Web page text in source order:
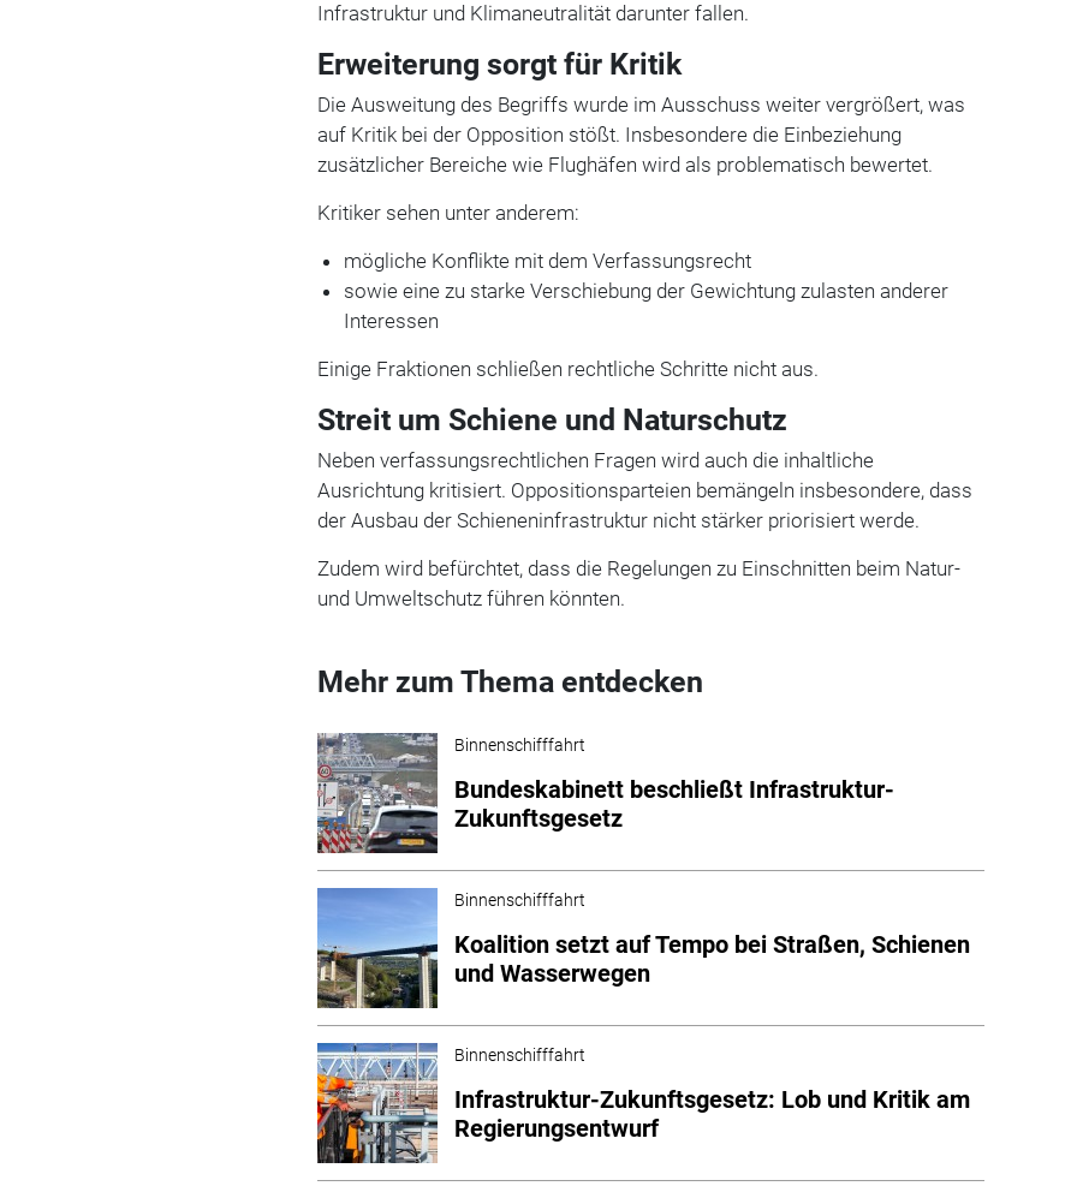
Infrastruktur und Klimaneutralität darunter fallen.
Erweiterung sorgt für Kritik
Die Ausweitung des Begriffs wurde im Ausschuss weiter vergrößert, was
auf Kritik bei der Opposition stößt. Insbesondere die Einbeziehung
zusätzlicher Bereiche wie Flughäfen wird als problematisch bewertet.
Kritiker sehen unter anderem:
mögliche Konflikte mit dem Verfassungsrecht
sowie eine zu starke Verschiebung der Gewichtung zulasten anderer
Interessen
Einige Fraktionen schließen rechtliche Schritte nicht aus.
Streit um Schiene und Naturschutz
Neben verfassungsrechtlichen Fragen wird auch die inhaltliche
Ausrichtung kritisiert. Oppositionsparteien bemängeln insbesondere, dass
der Ausbau der Schieneninfrastruktur nicht stärker priorisiert werde.
Zudem wird befürchtet, dass die Regelungen zu Einschnitten beim Natur-
und Umweltschutz führen könnten.
Mehr zum Thema entdecken
Binnenschifffahrt
Bundeskabinett beschließt Infrastruktur-
Zukunftsgesetz
Binnenschifffahrt
Koalition setzt auf Tempo bei Straßen, Schienen
und Wasserwegen
Binnenschifffahrt
Infrastruktur-Zukunftsgesetz: Lob und Kritik am
Regierungsentwurf